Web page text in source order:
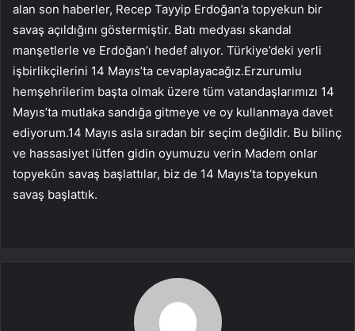
alan son haberler, Recep Tayyip Erdoğan’a topyekun bir
savaş açıldığını göstermiştir. Batı medyası skandal
manşetlerle ve Erdoğan’ı hedef alıyor. Türkiye’deki yerli
işbirlikçilerini 14 Mayıs’ta cevaplayacağız.Erzurumlu
hemşehrilerim başta olmak üzere tüm vatandaşlarımızı 14
Mayıs’ta mutlaka sandığa gitmeye ve oy kullanmaya davet
ediyorum.14 Mayıs asla sıradan bir seçim değildir. Bu bilinç
ve hassasiyet lütfen gidin oyumuzu verin Madem onlar
topyekûn savaş başlattılar, biz de 14 Mayıs’ta topyekun
savaş başlattık.